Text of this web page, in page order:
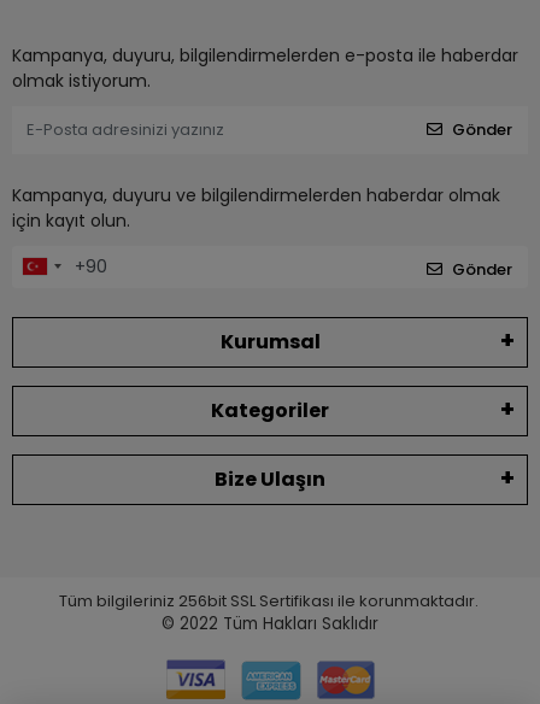
Kampanya, duyuru, bilgilendirmelerden e-posta ile haberdar
olmak istiyorum.
Gönder
Kampanya, duyuru ve bilgilendirmelerden haberdar olmak
için kayıt olun.
Gönder
Kurumsal
Kategoriler
Bize Ulaşın
Tüm bilgileriniz 256bit SSL Sertifikası ile korunmaktadır.
© 2022 Tüm Hakları Saklıdır